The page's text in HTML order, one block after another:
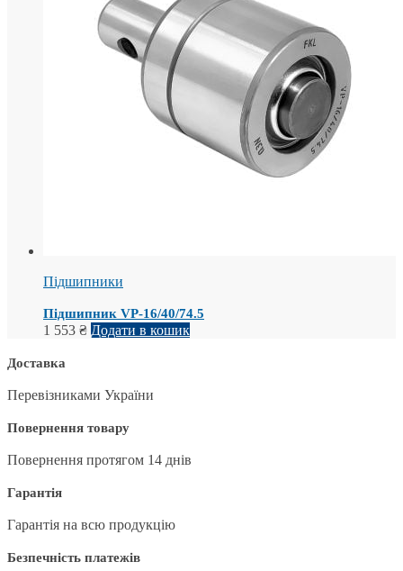
Підшипники
Підшипник VP-16/40/74.5
1 553 ₴ Додати в кошик
Доставка
Перевізниками України
Повернення товару
Повернення протягом 14 днів
Гарантія
Гарантія на всю продукцію
Безпечність платежів